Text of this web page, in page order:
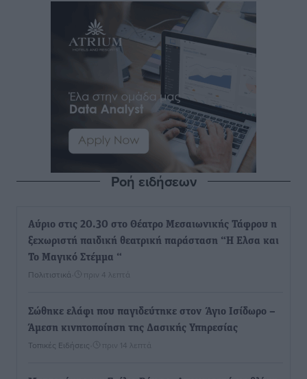
Ροή ειδήσεων
Αύριο στις 20.30 στο Θέατρο Μεσαιωνικής Τάφρου η
ξεχωριστή παιδική θεατρική παράσταση “Η Ελσα και
Το Μαγικό Στέμμα “
Πολιτιστικά πριν 4 λεπτά
Σώθηκε ελάφι που παγιδεύτηκε στον Άγιο Ισίδωρο –
Άμεση κινητοποίηση της Δασικής Υπηρεσίας
Τοπικές Ειδήσεις πριν 14 λεπτά